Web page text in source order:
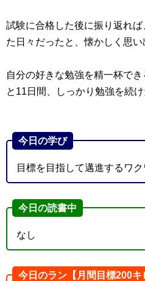
試験に合格した後に振り返れ
た日々だったと、懐かしく思い
自分の好きな勉強を精一杯で
と11日間、しっかり勉強を続け
今日の学び
目標を目指して邁進するワク
今日の読書中
なし
今日のラン【月間目標200キ